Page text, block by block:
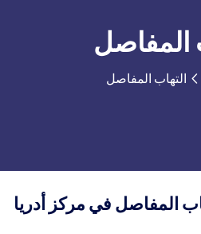
المفاصل
التهاب المفاصل
المفاصل في مركز أدريا